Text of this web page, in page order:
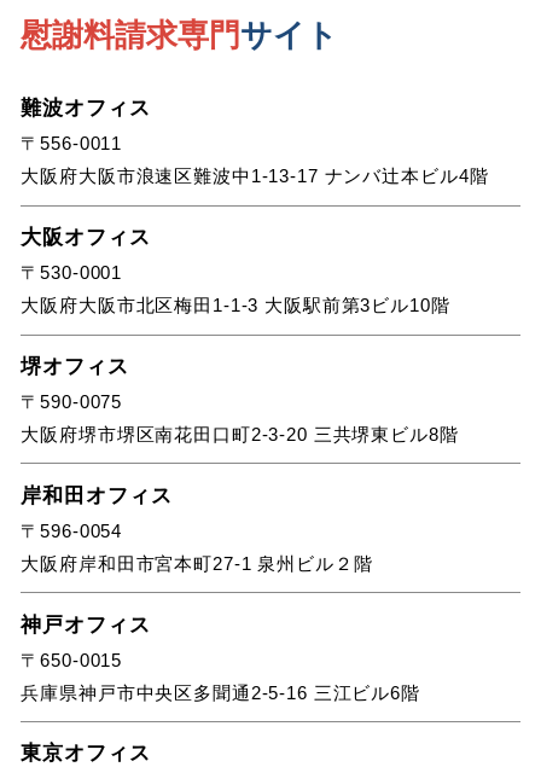
慰謝料請求専門サイト
難波オフィス
〒556-0011
大阪府大阪市浪速区難波中1-13-17 ナンバ辻本ビル4階
大阪オフィス
〒530-0001
大阪府大阪市北区梅田1-1-3 大阪駅前第3ビル10階
堺オフィス
〒590-0075
大阪府堺市堺区南花田口町2-3-20 三共堺東ビル8階
岸和田オフィス
〒596-0054
大阪府岸和田市宮本町27-1 泉州ビル２階
神戸オフィス
〒650-0015
兵庫県神戸市中央区多聞通2-5-16 三江ビル6階
東京オフィス